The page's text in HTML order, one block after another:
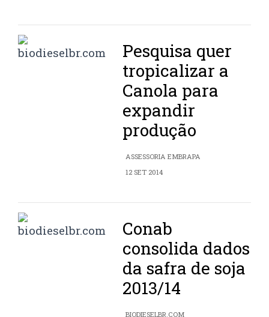
Pesquisa quer
tropicalizar a
Canola para
expandir
produção
ASSESSORIA EMBRAPA
12 SET 2014
Conab
consolida dados
da safra de soja
2013/14
BIODIESELBR.COM